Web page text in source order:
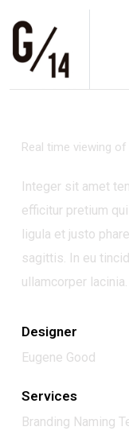
Real time viewing
Integer sit amet
efficitur pretium
ligula et justo
sagittis. In eu
ullamcorper lacinia.
Designer
Eugene Good
Services
Branding Naming